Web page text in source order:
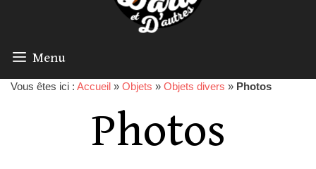
Menu
Vous êtes ici : Accueil » Objets » Objets divers » Photos
Photos